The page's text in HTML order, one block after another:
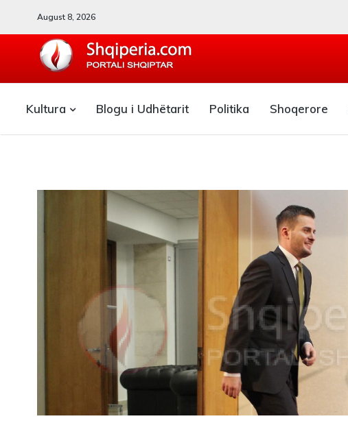
August 8, 2026
Kultura Blogu i Udhëtarit Politika Shoqerore